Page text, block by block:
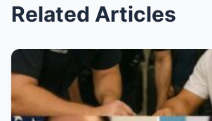
Related Articles